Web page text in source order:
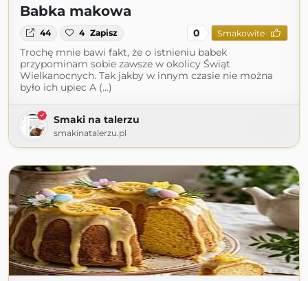
Babka makowa
44 4 Zapisz 0 Smakowite
Trochę mnie bawi fakt, że o istnieniu babek
przypominam sobie zawsze w okolicy Świąt
Wielkanocnych. Tak jakby w innym czasie nie można
było ich upiec A (...)
Smaki na talerzu
smakinatalerzu.pl